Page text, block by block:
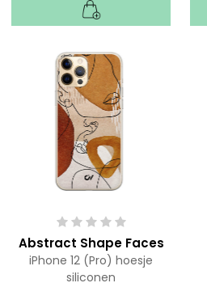
Abstract Shape Faces
iPhone 12 (Pro) hoesje
siliconen